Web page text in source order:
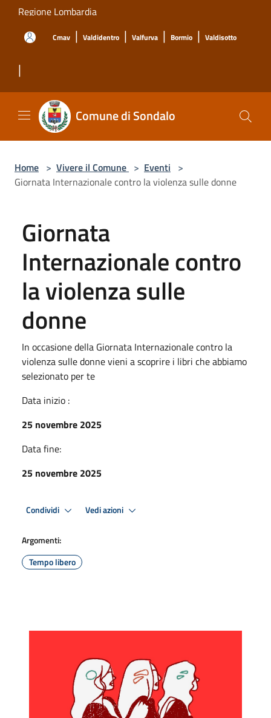
Salta al contenuto principale
Regione Lombardia
Cmav | Valdidentro | Valfurva | Bormio | Valdisotto
|
Comune di Sondalo
Home > Vivere il Comune > Eventi >
Giornata Internazionale contro la violenza sulle donne
Giornata
Internazionale contro
la violenza sulle
donne
In occasione della Giornata Internazionale contro la
violenza sulle donne vieni a scoprire i libri che abbiamo
selezionato per te
Data inizio :
25 novembre 2025
Data fine:
25 novembre 2025
Condividi Vedi azioni
Argomenti:
Tempo libero